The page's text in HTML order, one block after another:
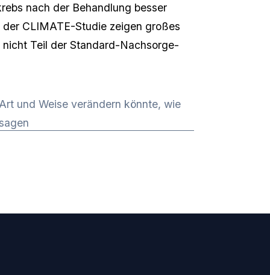
nach der Behandlung besser
CLIMATE-Studie zeigen großes
Teil der Standard-Nachsorge-
und Weise verändern könnte, wie